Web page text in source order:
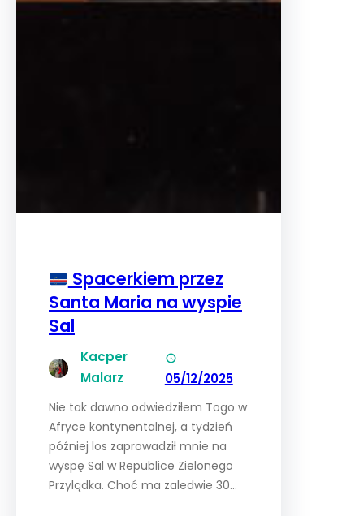
Spacerkiem przez
Santa Maria na wyspie
Sal
Kacper
Malarz
05/12/2025
Nie tak dawno odwiedziłem Togo w
Afryce kontynentalnej, a tydzień
później los zaprowadził mnie na
wyspę Sal w Republice Zielonego
Przylądka. Choć ma zaledwie 30…